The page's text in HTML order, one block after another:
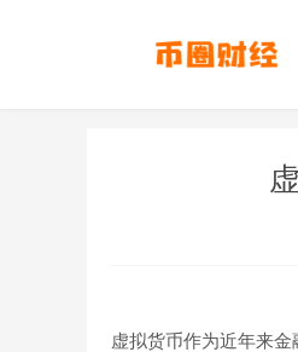
虚拟货币作为近年来